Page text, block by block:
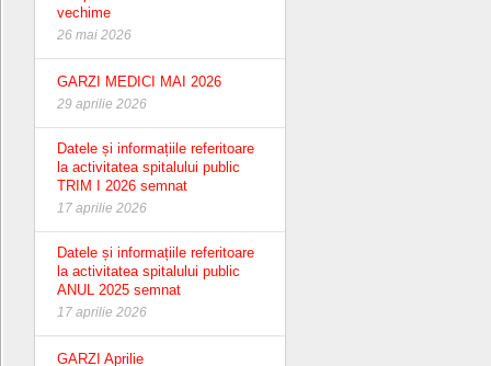
vechime
26 mai 2026
GARZI MEDICI MAI 2026
29 aprilie 2026
Datele și informațiile referitoare
la activitatea spitalului public
TRIM I 2026 semnat
17 aprilie 2026
Datele și informațiile referitoare
la activitatea spitalului public
ANUL 2025 semnat
17 aprilie 2026
GARZI Aprilie